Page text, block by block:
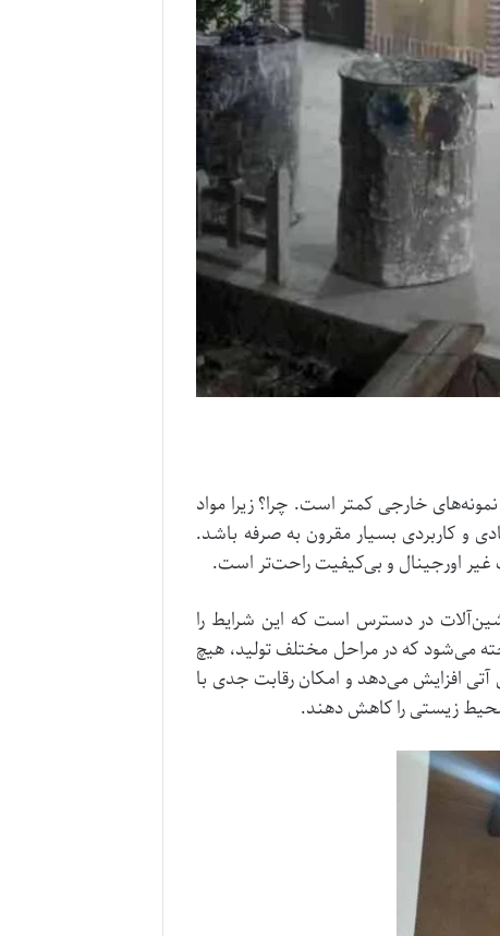
خارجی کمتر است. چرا؟ زیرا مواد
و کاربردی بسیار مقرون به صرفه باشد.
اورجینال و بی‌کیفیت راحت‌تر است.
در دسترس است که این شرایط را
می‌شود که در مراحل مختلف تولید، هیچ
افزایش می‌دهد و امکان رقابت جدی با
محیط زیستی را کاهش دهند.